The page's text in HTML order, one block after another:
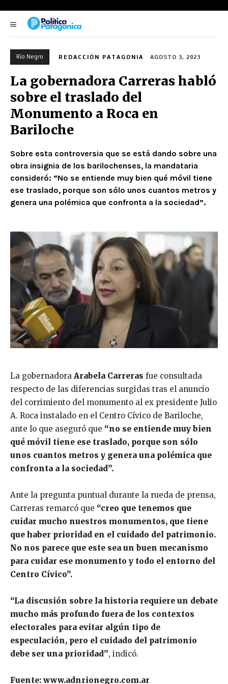
Río Negro REDACCIÓN PATAGONIA AGOSTO 3, 2023
La gobernadora Carreras habló
sobre el traslado del
Monumento a Roca en
Bariloche
Sobre esta controversia que se está dando sobre una
obra insignia de los barilochenses, la mandataria
consideró: “No se entiende muy bien qué móvil tiene
ese traslado, porque son sólo unos cuantos metros y
genera una polémica que confronta a la sociedad”.
La gobernadora Arabela Carreras fue consultada
respecto de las diferencias surgidas tras el anuncio
del corrimiento del monumento al ex presidente Julio
A. Roca instalado en el Centro Cívico de Bariloche,
ante lo que aseguró que “no se entiende muy bien
qué móvil tiene ese traslado, porque son sólo
unos cuantos metros y genera una polémica que
confronta a la sociedad”.
Ante la pregunta puntual durante la rueda de prensa,
Carreras remarcó que “creo que tenemos que
cuidar mucho nuestros monumentos, que tiene
que haber prioridad en el cuidado del patrimonio.
No nos parece que este sea un buen mecanismo
para cuidar ese monumento y todo el entorno del
Centro Cívico”.
“La discusión sobre la historia requiere un debate
mucho más profundo fuera de los contextos
electorales para evitar algún tipo de
especulación, pero el cuidado del patrimonio
debe ser una prioridad”, indicó.
Fuente: www.adnrionegro.com.ar